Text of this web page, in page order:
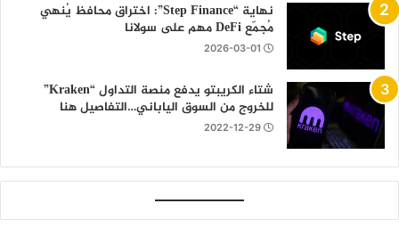
نهاية “Step Finance”: اختراق محافظ يُنهي
مُجمّع DeFi مهم على سولانا
2026-03-01
شتاء الكريبتو يدفع منصة التداول “Kraken”
للخروج من السوق الياباني…التفاصيل هنا
2022-12-29